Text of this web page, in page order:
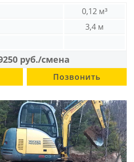
0,12 м³
3,4 м
руб./смена
Позвонить